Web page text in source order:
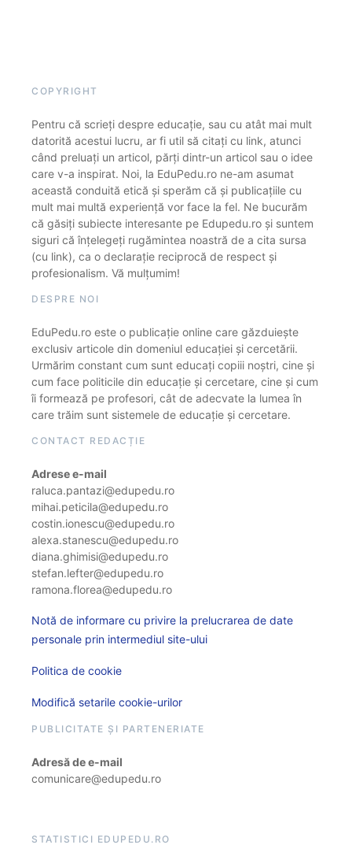
COPYRIGHT
Pentru că scrieți despre educație, sau cu atât mai mult
datorită acestui lucru, ar fi util să citați cu link, atunci
când preluați un articol, părți dintr-un articol sau o idee
care v-a inspirat. Noi, la EduPedu.ro ne-am asumat
această conduită etică și sperăm că și publicațiile cu
mult mai multă experiență vor face la fel. Ne bucurăm
că găsiți subiecte interesante pe Edupedu.ro și suntem
siguri că înțelegeți rugămintea noastră de a cita sursa
(cu link), ca o declarație reciprocă de respect și
profesionalism. Vă mulțumim!
DESPRE NOI
EduPedu.ro este o publicație online care găzduiește
exclusiv articole din domeniul educației și cercetării.
Urmărim constant cum sunt educați copiii noștri, cine și
cum face politicile din educație și cercetare, cine și cum
îi formează pe profesori, cât de adecvate la lumea în
care trăim sunt sistemele de educație și cercetare.
CONTACT REDACȚIE
Adrese e-mail
raluca.pantazi@edupedu.ro
mihai.peticila@edupedu.ro
costin.ionescu@edupedu.ro
alexa.stanescu@edupedu.ro
diana.ghimisi@edupedu.ro
stefan.lefter@edupedu.ro
ramona.florea@edupedu.ro
Notă de informare cu privire la prelucrarea de date
personale prin intermediul site-ului
Politica de cookie
Modifică setarile cookie-urilor
PUBLICITATE ȘI PARTENERIATE
Adresă de e-mail
comunicare@edupedu.ro
STATISTICI EDUPEDU.RO